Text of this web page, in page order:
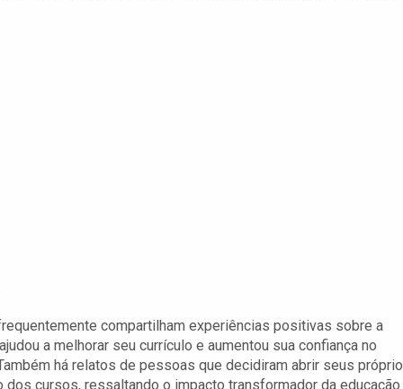
compartilham experiências positivas sobre a
a melhorar seu currículo e aumentou sua confiança no
há relatos de pessoas que decidiram abrir seus
cursos, ressaltando o impacto transformador da educação